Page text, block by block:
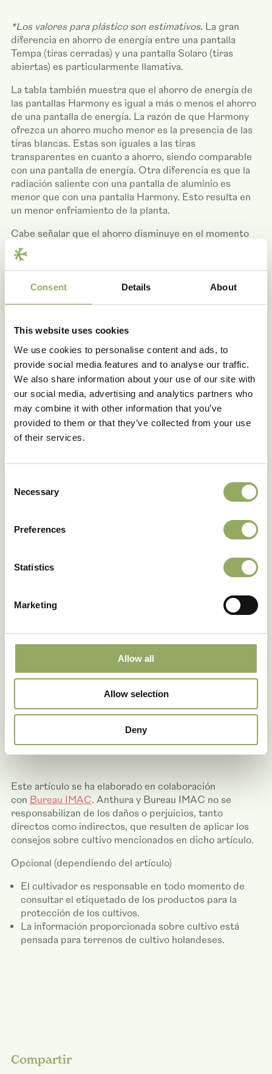
Consent Details About
This website uses cookies
We use cookies to personalise content and ads, to
provide social media features and to analyse our traffic.
We also share information about your use of our site with
our social media, advertising and analytics partners who
may combine it with other information that you’ve
provided to them or that they’ve collected from your use
of their services.
Selection
Necessary
Preferences
Statistics
Marketing
Allow all
Allow selection
Deny
*Los valores para plástico son estimativos. La gran
diferencia en ahorro de energía entre una pantalla
Tempa (tiras cerradas) y una pantalla Solaro (tiras
abiertas) es particularmente llamativa.
La tabla también muestra que el ahorro de energía de
las pantallas Harmony es igual a más o menos el ahorro
de una pantalla de energía. La razón de que Harmony
ofrezca un ahorro mucho menor es la presencia de las
tiras blancas. Estas son iguales a las tiras
transparentes en cuanto a ahorro, siendo comparable
con una pantalla de energía. Otra diferencia es que la
radiación saliente con una pantalla de aluminio es
menor que con una pantalla Harmony. Esto resulta en
un menor enfriamiento de la planta.
Cabe señalar que el ahorro disminuye en el momento
en el que usted comience a usar varias pantallas.
Supongamos que usted opta por la combinación de
Luxous 1547 y Harmony 6145, el ahorro no es del 47%
+ 47% = 94%, sino que será de aproximadamente un
combinaciones de pantalla y ahorro de energía:
Tabla 3: Combinaciones de pantalla y ahorro de energía
correspondiente
Combinación de pantalla Ahorro de energía
Luxous 1547 + Tempa
FR AW
7247 FR
7247 FR + Tempa 6965
Este artículo se ha elaborado en colaboración
con Bureau IMAC. Anthura y Bureau IMAC no se
responsabilizan de los daños o perjuicios, tanto
directos como indirectos, que resulten de aplicar los
consejos sobre cultivo mencionados en dicho artículo.
Opcional (dependiendo del artículo)
El cultivador es responsable en todo momento de
consultar el etiquetado de los productos para la
protección de los cultivos.
La información proporcionada sobre cultivo está
pensada para terrenos de cultivo holandeses.
Compartir